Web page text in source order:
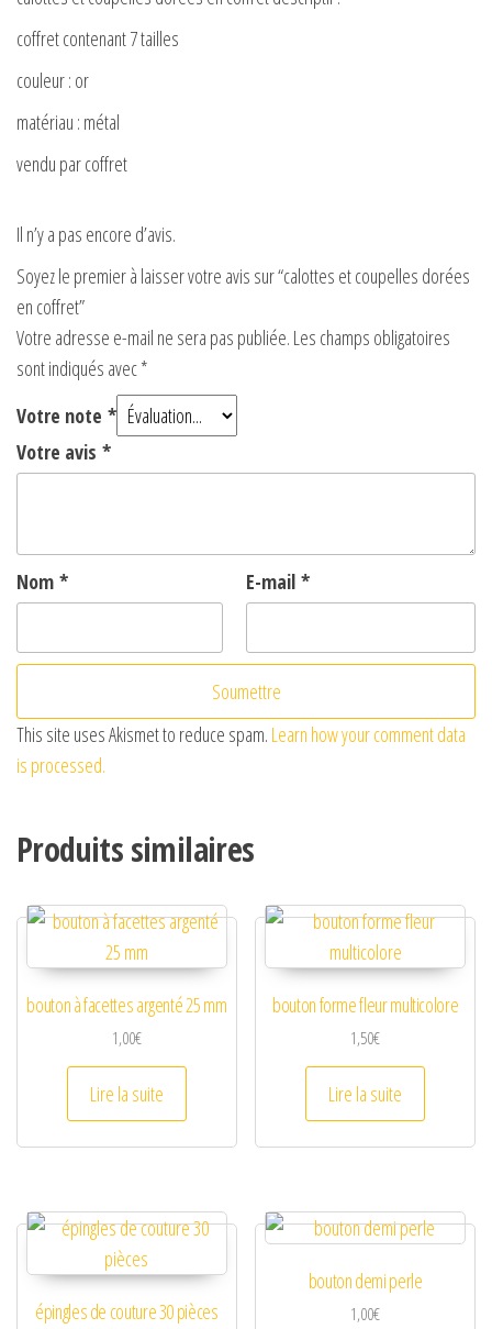
coffret contenant 7 tailles
couleur : or
matériau : métal
vendu par coffret
Il n’y a pas encore d’avis.
Soyez le premier à laisser votre avis sur “calottes et coupelles dorées
en coffret”
Votre adresse e-mail ne sera pas publiée. Les champs obligatoires
sont indiqués avec*
Votre note *
Votre avis *
Nom * E-mail *
This site uses Akismet to reduce spam. Learn how your comment data
is processed.
Produits similaires
bouton à facettes argenté 25 mm
1,00€
Lire la suite
bouton forme fleur multicolore
1,50€
Lire la suite
épingles de couture 30 pièces
bouton demi perle
1,00€